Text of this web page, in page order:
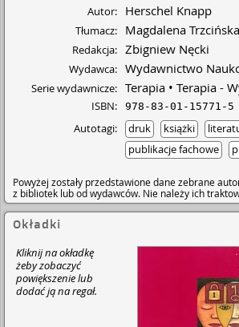
Autor: Herschel Knapp
Tłumacz: Magdalena Trzcińska
Redakcja: Zbigniew Nęcki
Wydawca: Wydawnictwo
Serie wydawnicze: Terapia Terapia -
ISBN: 978-83-01-15771-5
Autotagi: druk książki
publikacje fachowe
Powyżej zostały przedstawione dane zebrane
z bibliotek lub od wydawców. Nie należy ich
Okładki
Kliknij na okładkę
żeby zobaczyć
powiększenie lub
dodać ją na regał.